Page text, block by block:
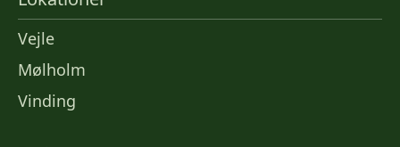
Vejle
Mølholm
Vinding